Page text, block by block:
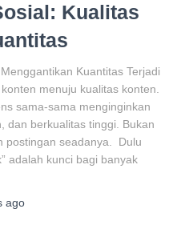
Kualitas
Kuantitas Terjadi
menuju kualitas konten.
sama-sama menginginkan
dan berkualitas tinggi. Bukan
postingan seadanya. Dulu
adalah kunci bagi banyak
ago